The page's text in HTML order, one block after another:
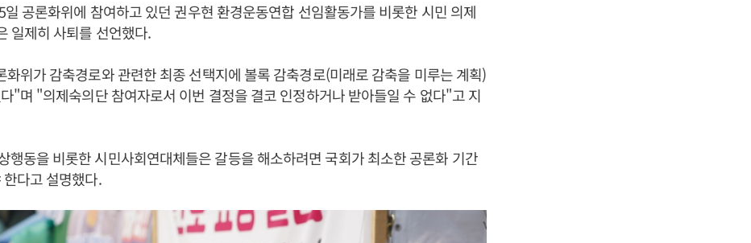
일 공론화위에 참여하고 있던 권우현 환경운동연합 선임활동가를 비롯한 시민 의제
일제히 사퇴를 선언했다.
화위가 감축경로와 관련한 최종 선택지에 볼록 감축경로(미래로 감축을 미루는 계획)
"며 "의제숙의단 참여자로서 이번 결정을 결코 인정하거나 받아들일 수 없다"고 지
행동을 비롯한 시민사회연대체들은 갈등을 해소하려면 국회가 최소한 공론화 기간
다고 설명했다.